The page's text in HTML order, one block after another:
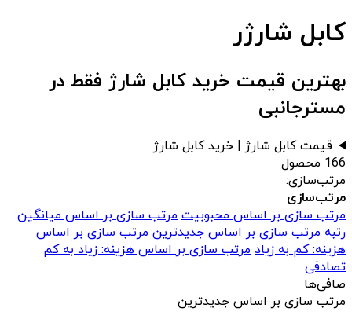
کابل شارژر
بهترین قیمت خرید کابل شارژ فقط در
مسترجانبی
قیمت کابل شارژ | خرید کابل شارژ
166 محصول
مرتب‌سازی:
مرتب‌سازی
مرتب سازی بر اساس محبوبیت مرتب سازی بر اساس میانگین
رتبه مرتب سازی بر اساس جدیدترین مرتب سازی بر اساس
هزینه: کم به زیاد مرتب سازی بر اساس هزینه: زیاد به کم
تصادفی
صافی‌ها
مرتب سازی بر اساس جدیدترین